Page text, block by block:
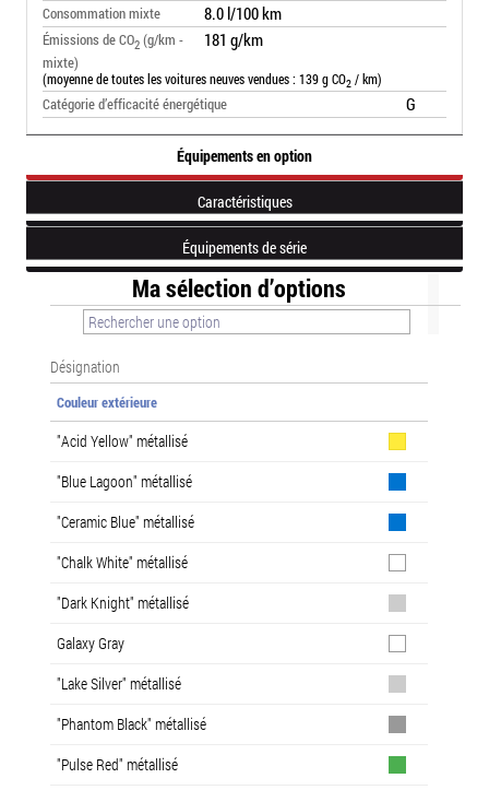
Équipements en option
Caractéristiques
Équipements de série
Ma sélection d’options
Désignation
Couleur extérieure
"Acid Yellow" métallisé
"Blue Lagoon" métallisé
"Ceramic Blue" métallisé
"Chalk White" métallisé
"Dark Knight" métallisé
Galaxy Gray
"Lake Silver" métallisé
"Phantom Black" métallisé
"Pulse Red" métallisé
Consommation mixte 8.0 l/100 km
Émissions de CO2 (g/km -
mixte)
181 g/km
(moyenne de toutes les voitures neuves vendues : 139 g CO2 / km)
Catégorie d’efficacité énergétique G